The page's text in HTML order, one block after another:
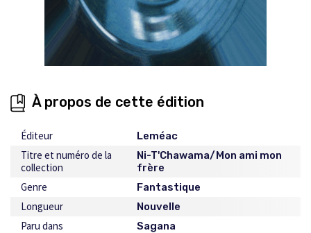
À propos de cette édition
Éditeur Leméac
Titre et numéro de la
collection
Ni-T'Chawama/Mon ami mon
frère
Genre Fantastique
Longueur Nouvelle
Paru dans Sagana